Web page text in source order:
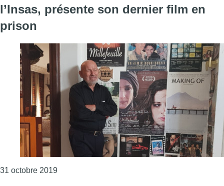
l’Insas, présente son dernier film en
prison
31 octobre 2019Consulter l'article "Le réalisateur Nouri